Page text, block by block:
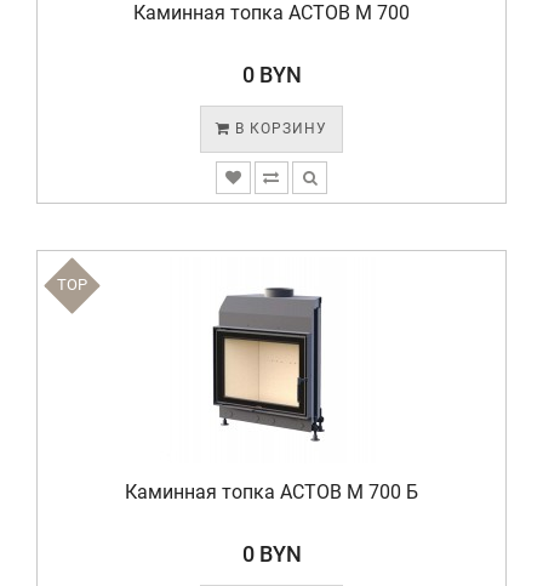
Каминная топка АСТОВ М 700
0 BYN
В КОРЗИНУ
TOP
Каминная топка АСТОВ М 700 Б
0 BYN